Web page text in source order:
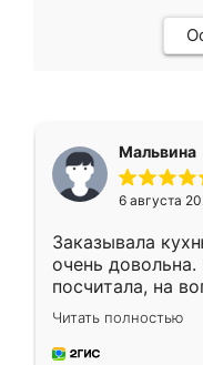
Мальвина
6 августа
Заказывала
очень
посчитала, на
Замерщик
делу со всей
за день, ребята
Читать полностью